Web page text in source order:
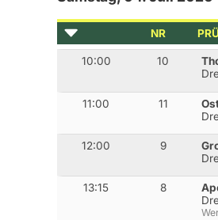
NR
10:00 10
11:00 11
12:00 9
13:15 8